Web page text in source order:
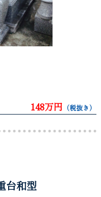
148万円 （税抜き）
台和型